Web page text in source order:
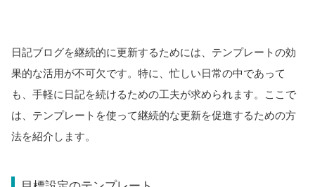
日記ブログを継続的に更新するためには、テンプレートの効
果的な活用が不可欠です。特に、忙しい日常の中であって
も、手軽に日記を続けるための工夫が求められます。ここで
は、テンプレートを使って継続的な更新を促進するための方
法を紹介します。